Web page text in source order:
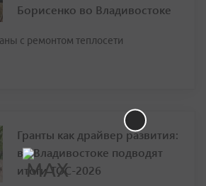
Борисенко во Владивостоке
с ремонтом теплосети
Гранты как драйвер развития:
во Владивостоке подводят
итоги ТОС-2026